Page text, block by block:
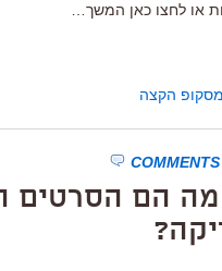
או לחצו כאן המשך…
הקצה
הם הסרטים